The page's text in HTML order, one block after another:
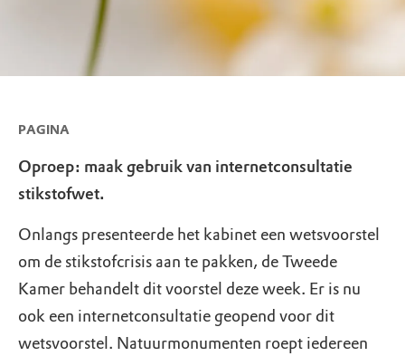
PAGINA
Oproep: maak gebruik van internetconsultatie
stikstofwet.
Onlangs presenteerde het kabinet een wetsvoorstel
om de stikstofcrisis aan te pakken, de Tweede
Kamer behandelt dit voorstel deze week. Er is nu
ook een internetconsultatie geopend voor dit
wetsvoorstel. Natuurmonumenten roept iedereen